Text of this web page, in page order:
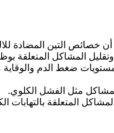
التين المضادة
المشاكل المتعلقة
ضغط الدم
مثل الفشل الكلوي.
المتعلقة بالتهابات